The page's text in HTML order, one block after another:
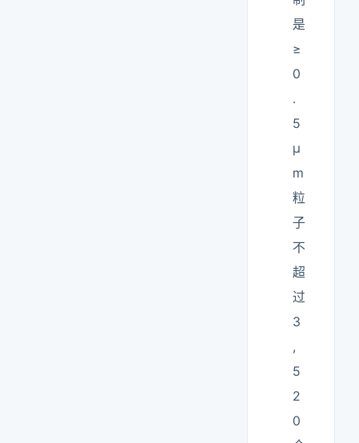
是
≥
0
.
5
μ
m
粒
子
不
超
过
3
,
5
2
0